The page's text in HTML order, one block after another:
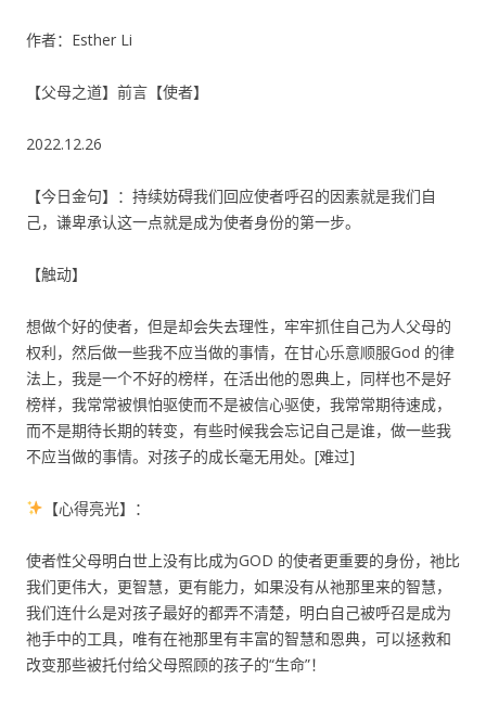
作者：Esther Li
【父母之道】前言【使者】
2022.12.26
【今日金句】：持续妨碍我们回应使者呼召的因素就是我们自
己，谦卑承认这一点就是成为使者身份的第一步。
【触动】
想做个好的使者，但是却会失去理性，牢牢抓住自己为人父母的
权利，然后做一些我不应当做的事情，在甘心乐意顺服God 的律
法上，我是一个不好的榜样，在活出他的恩典上，同样也不是好
榜样，我常常被惧怕驱使而不是被信心驱使，我常常期待速成，
而不是期待长期的转变，有些时候我会忘记自己是谁，做一些我
不应当做的事情。对孩子的成长毫无用处。[难过]
【心得亮光】：
使者性父母明白世上没有比成为GOD 的使者更重要的身份，祂比
我们更伟大，更智慧，更有能力，如果没有从祂那里来的智慧，
我们连什么是对孩子最好的都弄不清楚，明白自己被呼召是成为
祂手中的工具，唯有在祂那里有丰富的智慧和恩典，可以拯救和
改变那些被托付给父母照顾的孩子的“生命”！